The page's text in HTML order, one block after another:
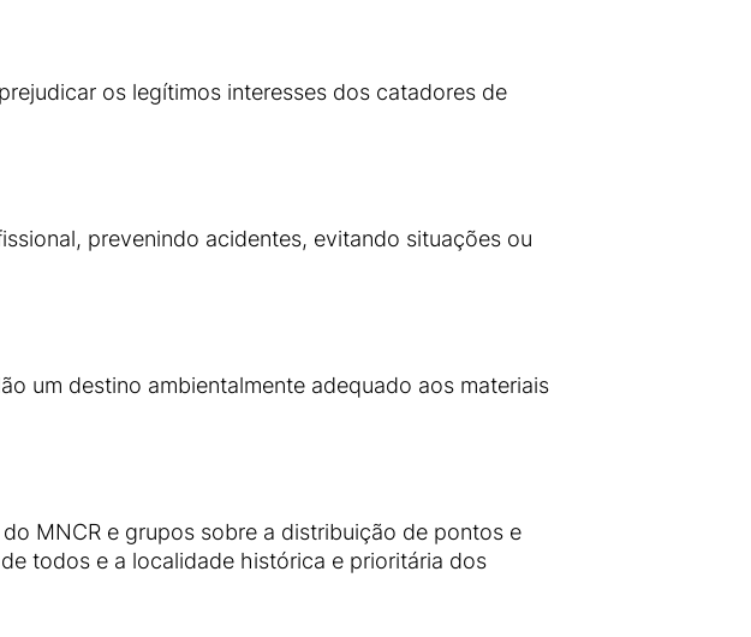
os legítimos interesses dos catadores de
prevenindo acidentes, evitando situações ou
um destino ambientalmente adequado aos materiais
MNCR e grupos sobre a distribuição de pontos e
todos e a localidade histórica e prioritária dos